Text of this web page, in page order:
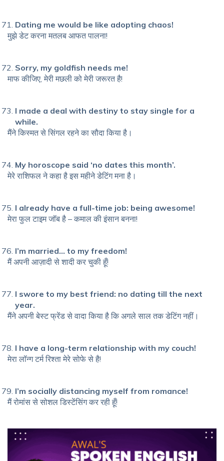
Dating me would be like adopting chaos!
मुझे डेट करना मतलब आफत पालना!
Sorry, my goldfish needs me!
माफ कीजिए, मेरी मछली को मेरी जरूरत है!
I made a deal with destiny to stay single for a
while.
मैंने किस्मत से सिंगल रहने का सौदा किया है।
My horoscope said ‘no dates this month’.
मेरे राशिफल ने कहा है इस महीने डेटिंग मना है।
I already have a full-time job: being awesome!
मेरा फुल टाइम जॉब है – कमाल की इंसान बनना!
I’m married… to my freedom!
मैं अपनी आज़ादी से शादी कर चुकी हूँ!
I swore to my best friend: no dating till the next
year.
मैंने अपनी बेस्ट फ्रेंड से वादा किया है कि अगले साल तक डेटिंग नहीं।
I have a long-term relationship with my couch!
मेरा लॉन्ग टर्म रिश्ता मेरे सोफे से है!
I’m socially distancing myself from romance!
मैं रोमांस से सोशल डिस्टेंसिंग कर रही हूँ!